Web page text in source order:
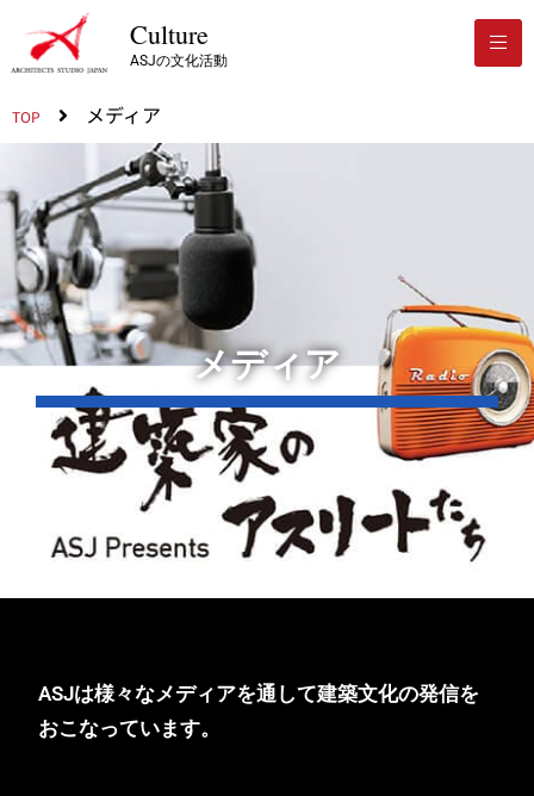
Culture
ASJの文化活動
TOP メディア
メディア
ASJは様々なメディアを通して建築文化の発信を
おこなっています。